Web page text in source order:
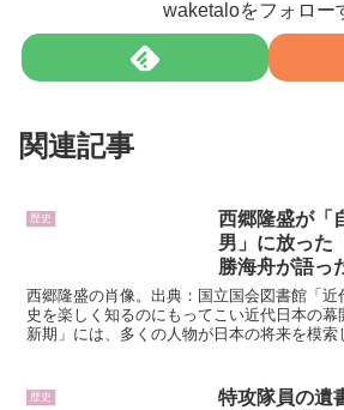
waketaloをフォロー
関連記事
歴史
西郷隆盛が「
男」に放った
勝海舟が語っ
凄まじさ
西郷隆盛の肖像。出典：国立国会図書館「
史を楽しく知るのにもってこい近代日本の
新期」には、多くの人物が日本の将来を模
歴史
特攻隊員の遺